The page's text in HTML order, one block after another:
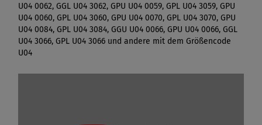
U04 0062, GGL U04 3062, GPU U04 0059, GPL U04 3059, GPU
U04 0060, GPL U04 3060, GPU U04 0070, GPL U04 3070, GPU
U04 0084, GPL U04 3084, GGU U04 0066, GPU U04 0066, GGL
U04 3066, GPL U04 3066 und andere mit dem Größencode
U04